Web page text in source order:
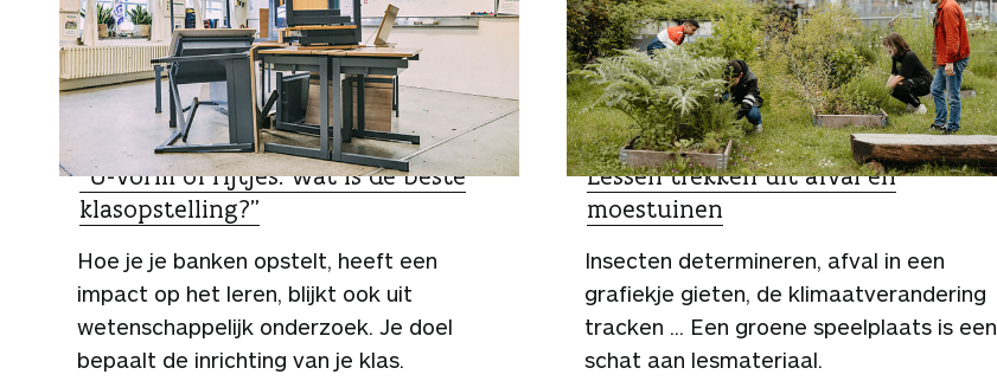
SPECIALIST
“U-vorm of rijtjes: wat is de beste
klasopstelling?”
Hoe je je banken opstelt, heeft een
impact op het leren, blijkt ook uit
wetenschappelijk onderzoek. Je doel
bepaalt de inrichting van je klas.
ZO DOEN ZIJ HET
Lessen trekken uit afval en
moestuinen
Insecten determineren, afval in een
grafiekje gieten, de klimaatverandering
tracken ... Een groene speelplaats is een
schat aan lesmateriaal.